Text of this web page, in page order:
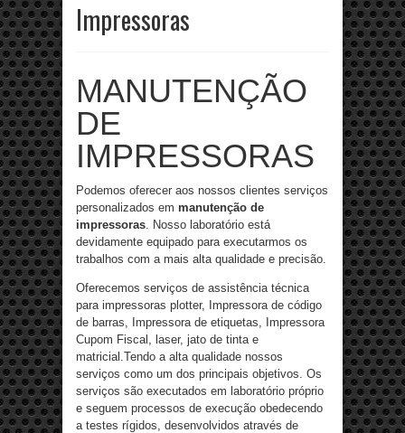
Impressoras
MANUTENÇÃO
DE
IMPRESSORAS
Podemos oferecer aos nossos clientes serviços
personalizados em manutenção de
impressoras. Nosso laboratório está
devidamente equipado para executarmos os
trabalhos com a mais alta qualidade e precisão.
Oferecemos serviços de assistência técnica
para impressoras plotter, Impressora de código
de barras, Impressora de etiquetas, Impressora
Cupom Fiscal, laser, jato de tinta e
matricial.Tendo a alta qualidade nossos
serviços como um dos principais objetivos. Os
serviços são executados em laboratório próprio
e seguem processos de execução obedecendo
a testes rígidos, desenvolvidos através de